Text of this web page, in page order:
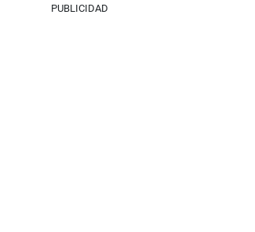
PUBLICIDAD